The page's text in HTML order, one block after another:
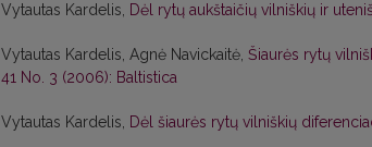
Vytautas Kardelis, Dėl rytų aukštaičių vilniškių ir
Vytautas Kardelis, Agnė Navickaitė, Šiaurės rytų
41 No. 3 (2006): Baltistica
Vytautas Kardelis, Dėl šiaurės rytų vilniškių